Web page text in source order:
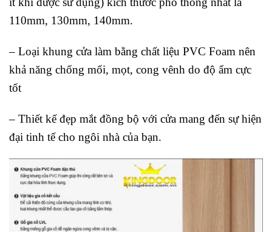
110mm, 130mm, 140mm.
– Loại khung cửa làm bằng chất liệu PVC Foam nên
khả năng chống mối, mọt, cong vênh do độ ẩm cực
tốt
– Thiết kế đẹp mắt đồng bộ với cửa mang đến sự hiện
đại tinh tế cho ngôi nhà của bạn.